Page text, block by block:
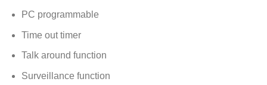
PC programmable
Time out timer
Talk around function
Surveillance function